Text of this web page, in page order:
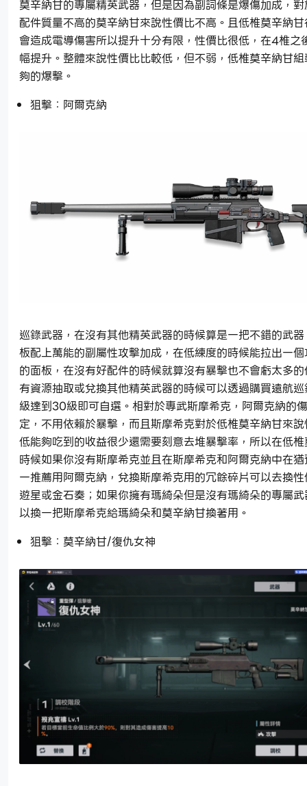
莫辛納甘的專屬精英武器，但是因為副詞條是爆傷加成，
配件質量不高的莫辛納甘來說性價比不高。且低椎莫辛納
會造成電導傷害所以提升十分有限，性價比很低，在4椎之
幅提升。整體來說性價比比較低，但不弱，低椎莫辛納甘
夠的爆擊。
狙擊：阿爾克納
巡錄武器，在沒有其他精英武器的時候算是一把不錯的武
板配上萬能的副屬性攻擊加成，在低練度的時候能拉出一
的面板，在沒有好配件的時候就算沒有暴擊也不會虧太多
有資源抽取或兌換其他精英武器的時候可以透過購買遠航
級達到30級即可自選。相對於專武斯摩希克，阿爾克納的
定，不用依賴於暴擊，而且斯摩希克對於低椎莫辛納甘來
低能夠吃到的收益很少還需要刻意去堆暴擊率，所以在低
時候如果你沒有斯摩希克並且在斯摩希克和阿爾克納中在
一推薦用阿爾克納，兌換斯摩希克用的冗餘碎片可以去換
遊星或金石奏；如果你擁有瑪綺朵但是沒有瑪綺朵的專屬
以換一把斯摩希克給瑪綺朵和莫辛納甘換著用。
狙擊：莫辛納甘/復仇女神